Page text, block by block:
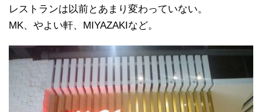
レストランは以前とあまり変わっていない。
MK、やよい軒、MIYAZAKIなど。